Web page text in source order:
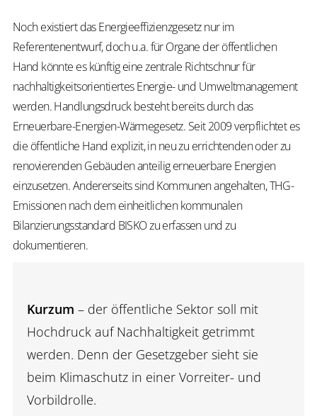
Noch existiert das Energieeffizienzgesetz nur im
Referentenentwurf, doch u.a. für Organe der öffentlichen
Hand könnte es künftig eine zentrale Richtschnur für
nachhaltigkeitsorientiertes Energie- und Umweltmanagement
werden. Handlungsdruck besteht bereits durch das
Erneuerbare-Energien-Wärmegesetz. Seit 2009 verpflichtet es
die öffentliche Hand explizit, in neu zu errichtenden oder zu
renovierenden Gebäuden anteilig erneuerbare Energien
einzusetzen. Andererseits sind Kommunen angehalten, THG-
Emissionen nach dem einheitlichen kommunalen
Bilanzierungsstandard BISKO zu erfassen und zu
dokumentieren.
Kurzum – der öffentliche Sektor soll mit
Hochdruck auf Nachhaltigkeit getrimmt
werden. Denn der Gesetzgeber sieht sie
beim Klimaschutz in einer Vorreiter- und
Vorbildrolle.